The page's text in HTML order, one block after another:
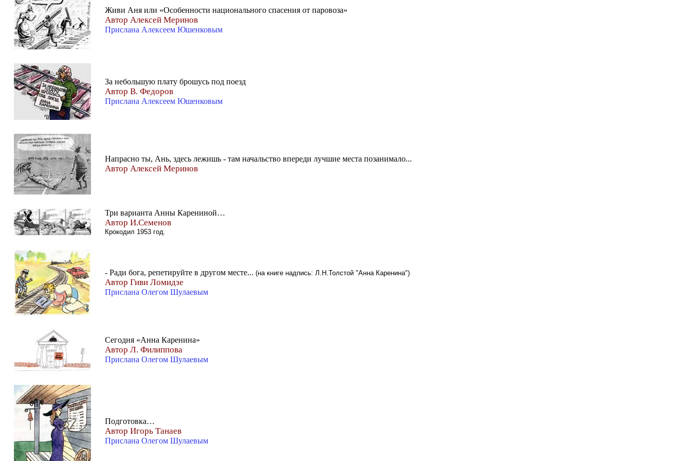
Живи Аня или «Особенности национального спасения от паровоза»
Автор Алексей Меринов
Прислана Алексеем Юшенковым
За небольшую плату брошусь под поезд
Автор В. Федоров
Прислана Алексеем Юшенковым
Напрасно ты, Ань, здесь лежишь - там начальство впереди лучшие места позанимало...
Автор Алексей Меринов
Три варианта Анны Карениной…
Автор И.Семенов
Крокодил 1953 год.
- Ради бога, репетируйте в другом месте... (на книге надпись: Л.Н.Толстой "Анна Каренина")
Автор Гиви Ломидзе
Прислана Олегом Шулаевым
Сегодня «Анна Каренина»
Автор Л. Филиппова
Прислана Олегом Шулаевым
Подготовка…
Автор Игорь Танаев
Прислана Олегом Шулаевым